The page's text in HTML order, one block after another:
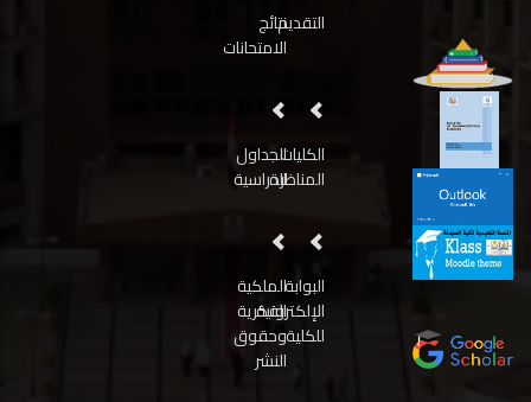
التقديمنتائج
الامتحانات
الكليات
المناظرة
الجداول
الدراسية
البوابة
الإلكترونية
للكلية
الملكية
الفكرية
وحقوق
النشر